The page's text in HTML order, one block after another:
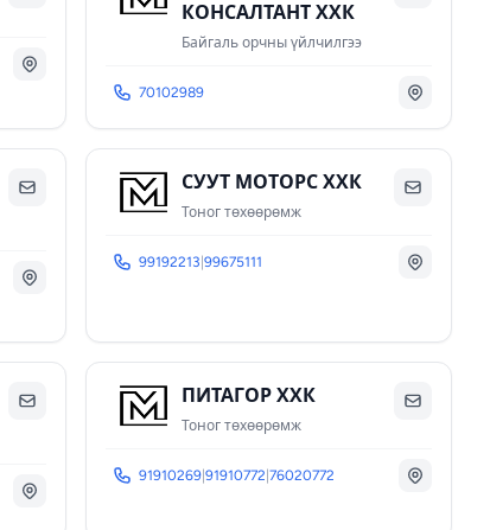
КОНСАЛТАНТ ХХК
Байгаль орчны үйлчилгээ
70102989
СУУТ МОТОРС ХХК
Тоног төхөөрөмж
99192213 99675111
ПИТАГОР ХХК
Тоног төхөөрөмж
91910269| 91910772 76020772